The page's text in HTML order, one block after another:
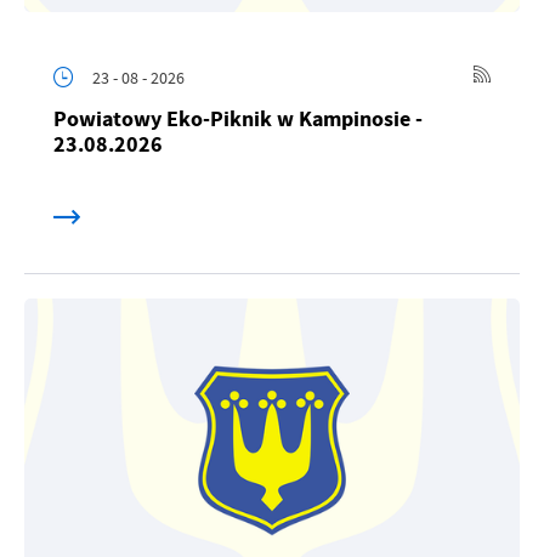
23 - 08 - 2026
Powiatowy Eko-Piknik w Kampinosie -
23.08.2026